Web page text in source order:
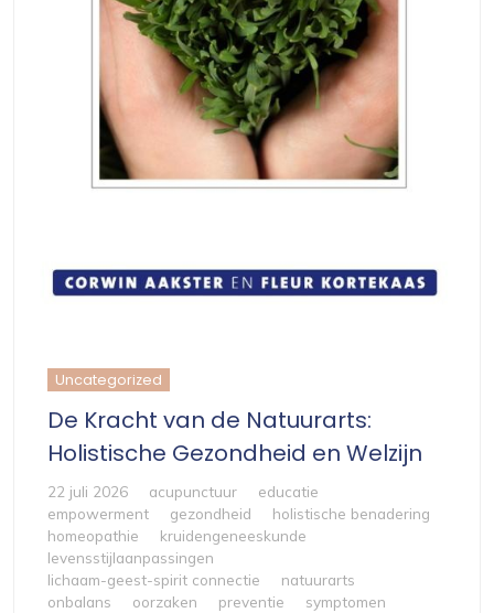
Uncategorized
De Kracht van de Natuurarts:
Holistische Gezondheid en Welzijn
22 juli 2026 acupunctuur
educatie
empowerment
gezondheid
holistische benadering
homeopathie
kruidengeneeskunde
levensstijlaanpassingen
lichaam-geest-spirit connectie
natuurarts
onbalans
oorzaken preventie
symptomen